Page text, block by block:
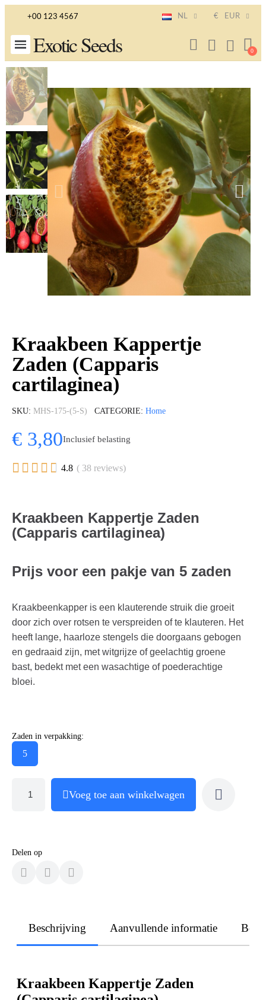
+00 123 4567 NL € EUR
Exotic Seeds
Kraakbeen Kappertje
Zaden (Capparis
cartilaginea)
SKU MHS-175-(5-S) CATEGORIE Home
€ 3,80Inclusief belasting
     4.8 ( 38 reviews)
Kraakbeen Kappertje Zaden
(Capparis cartilaginea)
Prijs voor een pakje van 5 zaden
Kraakbeenkapper is een klauterende struik die groeit
door zich over rotsen te verspreiden of te klauteren. Het
heeft lange, haarloze stengels die doorgaans gebogen
en gedraaid zijn, met witgrijze of geelachtig groene
bast, bedekt met een wasachtige of poederachtige
bloei.
Zaden in verpakking:
5
Voeg toe aan winkelwagen
Delen op
Beschrijving Aanvullende informatie
Kraakbeen Kappertje Zaden